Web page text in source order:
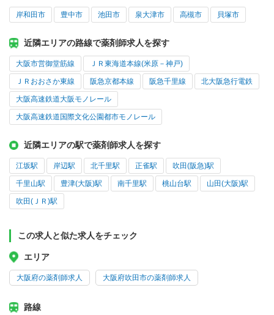
岸和田市 豊中市 池田市 泉大津市 高槻市 貝塚市
近隣エリアの路線で薬剤師求人を探す
大阪市営御堂筋線 ＪＲ東海道本線(米原－神戸)
ＪＲおおさか東線 阪急京都本線 阪急千里線 北大阪急行電鉄
大阪高速鉄道大阪モノレール
大阪高速鉄道国際文化公園都市モノレール
近隣エリアの駅で薬剤師求人を探す
江坂駅 岸辺駅 北千里駅 正雀駅 吹田(阪急)駅
千里山駅 豊津(大阪)駅 南千里駅 桃山台駅 山田(大阪)駅
吹田(ＪＲ)駅
この求人と似た求人をチェック
エリア
大阪府の薬剤師求人 大阪府吹田市の薬剤師求人
路線